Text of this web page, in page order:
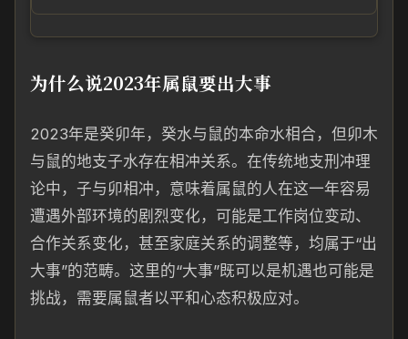
为什么说2023年属鼠要出大事
2023年是癸卯年，癸水与鼠的本命水相合，但卯木
与鼠的地支子水存在相冲关系。在传统地支刑冲理
论中，子与卯相冲，意味着属鼠的人在这一年容易
遭遇外部环境的剧烈变化，可能是工作岗位变动、
合作关系变化，甚至家庭关系的调整等，均属于“出
大事”的范畴。这里的“大事”既可以是机遇也可能是
挑战，需要属鼠者以平和心态积极应对。